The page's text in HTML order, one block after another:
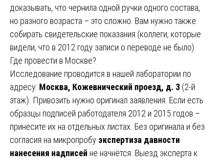
доказывать, что чернила одной ручки одного состава,
но разного возраста – это сложно. Вам нужно также
собирать свидетельские показания (коллеги, которые
видели, что в 2012 году записи о переводе не было).
Где провести в Москве?
Исследование проводится в нашей лаборатории по
адресу: Москва, Кожевнический проезд, д. 3 (2-й
этаж). Привозить нужно оригинал заявления. Если есть
образцы подписей работодателя 2012 и 2015 годов –
принесите их на отдельных листах. Без оригинала и без
согласия на микропробу экспертиза давности
нанесения надписей не начнётся. Выезд эксперта к